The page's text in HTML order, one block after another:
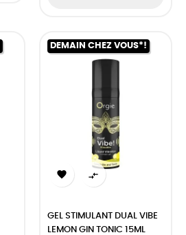
DEMAIN CHEZ VOUS*!
 
GEL STIMULANT DUAL VIBE
LEMON GIN TONIC 15ML